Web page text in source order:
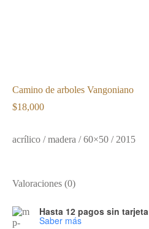
Camino de arboles Vangoniano
$18,000
acrílico / madera / 60×50 / 2015
Valoraciones (0)
Hasta 12 pagos sin tarjeta
Saber más